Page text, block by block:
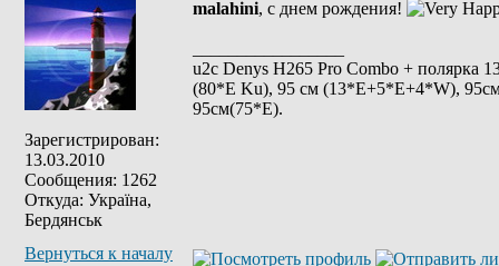
Зарегистрирован:
13.03.2010
Сообщения: 1262
Откуда: Україна,
Бердянськ
malahini, с днем рождения!
u2c Denys H265 Pro Combo + полярка
(80*E Ku), 95 см (13*E+5*E+4*W),
95см(75*Е).
Вернуться к началу